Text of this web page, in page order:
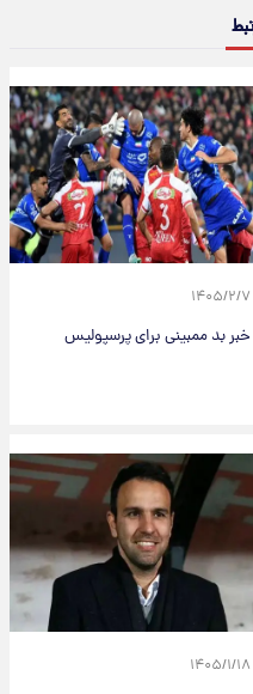
۱۴۰۵/۲/۷
خبر بد ممبینی برای پرسپولیس
۱۴۰۵/۱/۱۸